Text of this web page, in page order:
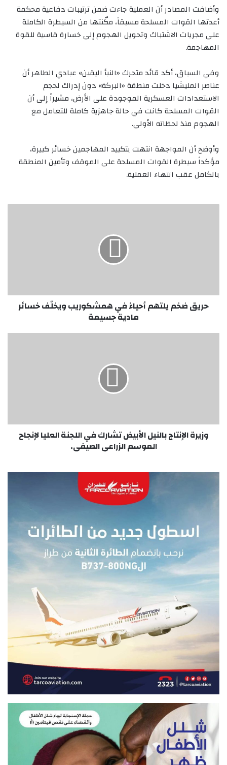
‏وأضافت المصادر أن العملية جاءت ضمن ترتيبات دفاعية محكمة
أعدتها القوات المسلحة مسبقاً، مكّنتها من السيطرة الكاملة
على مجريات الاشتباك وتحويل الهجوم إلى خسارة قاسية للقوة
المهاجمة.
‏وفي السياق، أكد قائد متحرك «النبأ اليقين» عبادي الطاهر أن
عناصر المليشيا دخلت منطقة «البركة» دون إدراك لحجم
الاستعدادات العسكرية الموجودة على الأرض، مشيراً إلى أن
القوات المسلحة كانت في حالة جاهزية كاملة للتعامل مع
الهجوم منذ لحظاته الأولى.
‏وأوضح أن المواجهة انتهت بتكبيد المهاجمين خسائر كبيرة،
مؤكداً سيطرة القوات المسلحة على الموقف وتأمين المنطقة
بالكامل عقب انتهاء العملية.
حريق
مادية
جسيمة
حريق ضخم يلتهم أحياءً في همشكوريب ويخلّف خسائر
مادية جسيمة
لإنجاح
الموسم
الزراعي
وزيرة الإنتاج بالنيل الأبيض تشارك في اللجنة العليا لإنجاح
الموسم الزراعي الصيفي.